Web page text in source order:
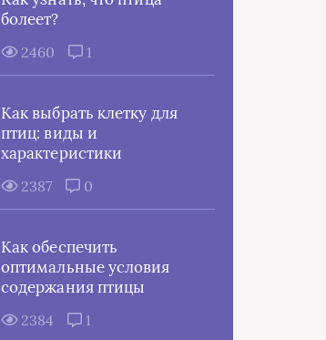
болеет?
2460 1
Как выбрать клетку для
птиц: виды и
характеристики
2387 0
Как обеспечить
оптимальные условия
содержания птицы
2384 1